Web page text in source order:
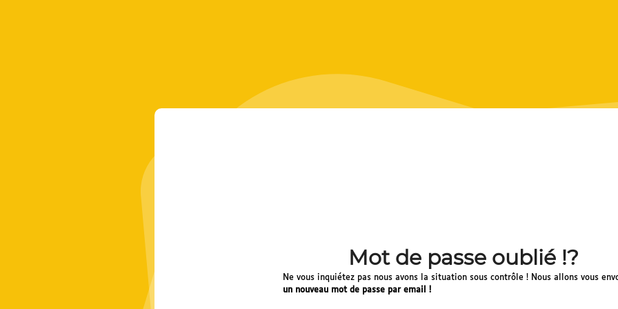
Mot de passe oublié !?
Ne vous inquiétez pas nous avons la situation sous contrôle ! Nous allons vous
un nouveau mot de passe par email !